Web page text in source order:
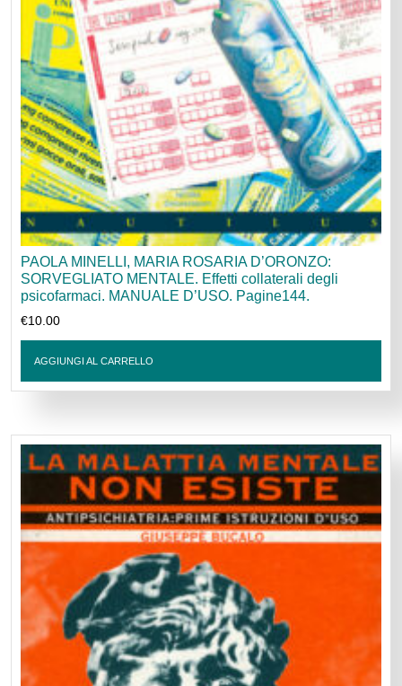
PAOLA MINELLI, MARIA ROSARIA D’ORONZO:
SORVEGLIATO MENTALE. Effetti collaterali degli
psicofarmaci. MANUALE D’USO. Pagine144.
€10.00
AGGIUNGI AL CARRELLO